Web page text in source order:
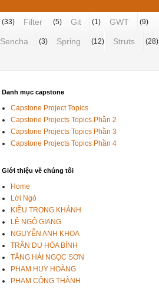
(33) Filter (5) Git (1) GWT (9)
Sencha (3) Spring (12) Struts (28)
Danh mục capstone
Capstone Project Topics
Capstone Projects Topics Phần 2
Capstone Projects Topics Phần 3
Capstone Projects Topics Phần 4
Giới thiệu về chúng tôi
Home
Lời Ngỏ
KIỀU TRỌNG KHÁNH
LÊ NGÔ GIANG
NGUYỄN ANH KHOA
TRẦN DU HÒA BÌNH
TĂNG HẢI NGỌC SƠN
PHAM HUY HOÀNG
PHẠM CÔNG THÀNH